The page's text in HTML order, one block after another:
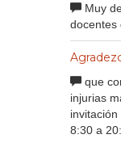
Muy
docentes
que
injurias
8:30 a